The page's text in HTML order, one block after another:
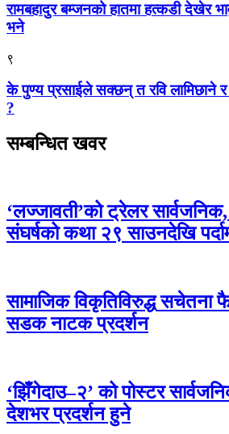
रामबहादुर बम्जनको हातमा हत्कडी देखेर
भने
९
के पुण्य प्रसाईले सक्छन् त रवि लामिछाने
?
सम्बन्धित खवर
‘लज्जावती’को ट्रेलर
संघर्षको कथा २९ साउनदेखि
सामाजिक विकृतिविरुद्ध सचेतना
सडक नाटक प्रदर्शन
‘झिँगेदाउ–२’ को पोस्टर
देशभर प्रदर्शन हुने